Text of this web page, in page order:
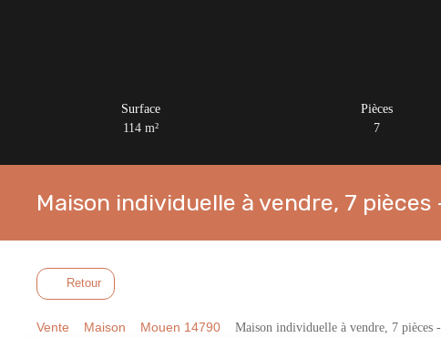
Surface
114 m²
Pièces
7
Maison individuelle à vendre, 7 pièces
Retour
Vente Maison Mouen 14790 Maison individuelle à vendre, 7 pièces